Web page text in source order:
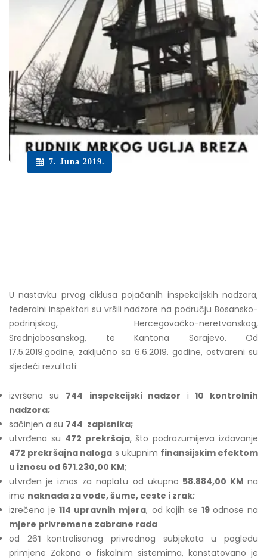
7. Juna 2019.
U nastavku prvog ciklusa pojačanih inspekcijskih nadzora,
federalni inspektori su vršili nadzore na području Bosansko-
podrinjskog, Hercegovačko-neretvanskog,
Srednjobosanskog, te Kantona Sarajevo. Od
17.5.2019.godine, zaključno sa 6.6.2019. godine, ostvareni su
sljedeći rezultati:
izvršena su 744 inspekcijski nadzor i 10 kontrolnih
nadzora;
sačinjen a su 744 zapisnika;
utvrđena su 472 prekršaja, što podrazumijeva izdavanje
472 prekršajna naloga s ukupnim finansijskim efektom
u iznosu od 671.230,00 KM;
utvrđen je iznos za naplatu od ukupno 58.884,00 KMna
ime naknada za vode, šume, ceste i zrak;
izrečeno je114 upravnih mjera, od kojih se 19 odnose na
mjere privremene zabrane rada
od 261kontrolisanog privrednog subjekata u pogledu
primjene Zakona o fiskalnim sistemima, konstatovano je